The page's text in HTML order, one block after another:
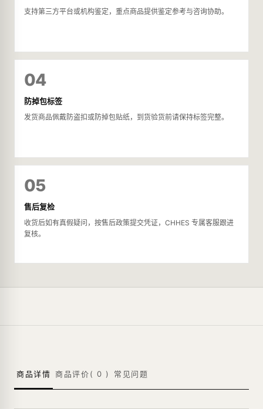
支持第三方平台或机构鉴定，重点商品提供鉴定参考与咨询协助。
04
防掉包标签
发货商品佩戴防盗扣或防掉包贴纸，到货验货前请保持标签完整。
05
售后复检
收货后如有真假疑问，按售后政策提交凭证，CHHES 专属客服跟进
复核。
商品详情 商品评价( 0 ) 常见问题